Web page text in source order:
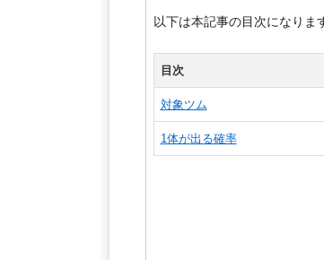
以下は本記事の目次になりま
目次
対象ツム
1体が出る確率